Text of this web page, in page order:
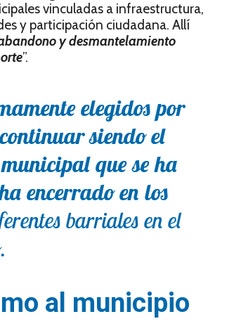
vinculadas a infraestructura,
y participación ciudadana. Allí
y desmantelamiento
”.
elegidos por
siendo el
que se ha
encerrado en los
barriales en el
al municipio